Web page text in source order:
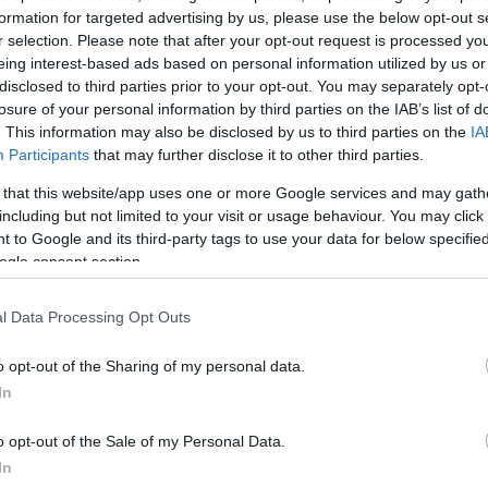
for targeted advertising by us, please use the below opt-out
selection. Please note that after your opt-out request is processed
interest-based ads based on personal information utilized by us
to third parties prior to your opt-out. You may separately
of your personal information by third parties on the IAB’s list of
This information may also be disclosed by us to third parties on the
Participants that may further disclose it to other third parties.
that this website/app uses one or more Google services and may
but not limited to your visit or usage behaviour. You may
to Google and its third-party tags to use your data for below
consent section.
Data Processing Opt Outs
opt-out of the Sharing of my personal data.
opt-out of the Sale of my Personal Data.
αμυντικών δαπανών στο 5% του ΑΕΠ την
για το διάστημα 2025 – 2035.
όρος των αμυντικών δαπανών των χωρών –
του 2%.
η ΕΕ, μέσω του καλέσματος για εφαρμογή των
στο ΝΑΤΟ, υποστηρίζει και την αύξηση των
των χωρών – μελών της κατά 3 ποσοστιαίες
τον υπερδιπλασιασμό τους.